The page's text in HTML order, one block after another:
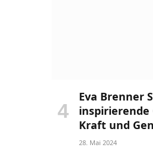
Eva Brenner
inspirierende
Kraft und
28. Mai 2024